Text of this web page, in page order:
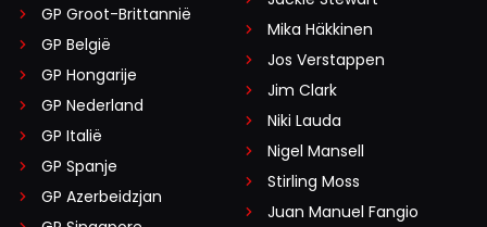
GP Groot-Brittannië
GP België
GP Hongarije
GP Nederland
GP Italië
GP Spanje
GP Azerbeidzjan
Mika Häkkinen
Jos Verstappen
Jim Clark
Niki Lauda
Nigel Mansell
Stirling Moss
Juan Manuel Fangio